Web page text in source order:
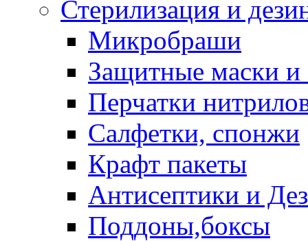
Стерилизация и
Микробраши
Защитные маски и
Перчатки
Салфетки, спонжи
Крафт пакеты
Антисептики и
Поддоны,боксы